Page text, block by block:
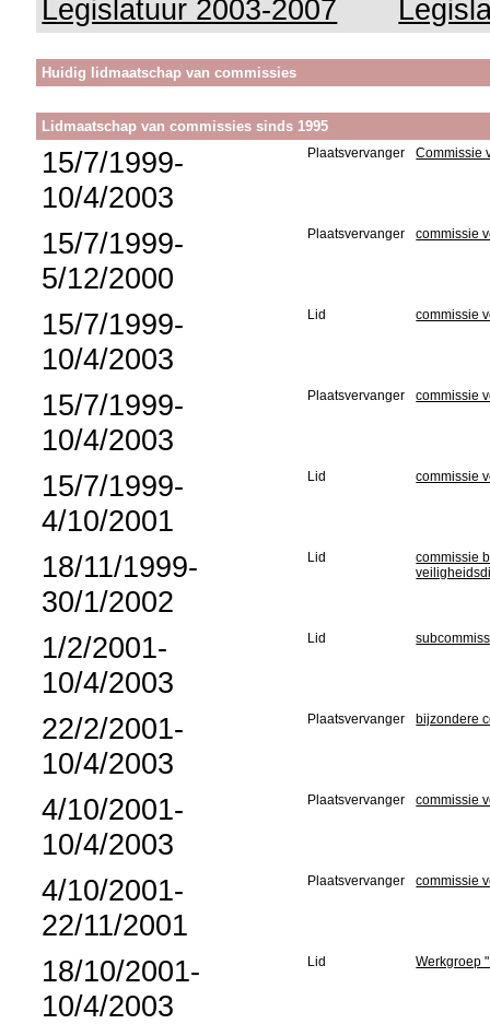
Legislatuur 2003-2007
Huidig lidmaatschap van commissies
Lidmaatschap van commissies sinds 1995
15/7/1999-
10/4/2003
Plaatsvervanger Commissie
15/7/1999-
5/12/2000
Plaatsvervanger commissie
15/7/1999-
10/4/2003
Lid commissie
15/7/1999-
10/4/2003
Plaatsvervanger commissie
15/7/1999-
4/10/2001
Lid commissie
18/11/1999-
30/1/2002
Lid
commissie
1/2/2001-
10/4/2003
Lid
22/2/2001-
10/4/2003
Plaatsvervanger bijzondere
4/10/2001-
10/4/2003
Plaatsvervanger commissie
4/10/2001-
22/11/2001
Plaatsvervanger commissie
18/10/2001-
10/4/2003
Lid Werkgroep